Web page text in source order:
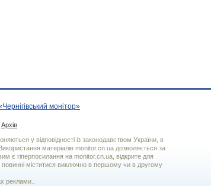
монітор»
Архів
у відповідності із законодавством України, в
матерiалiв monitor.cn.ua дозволяється за
є гiперпосилання на monitor.cn.ua, відкрите для
міститися виключно в першому чи в другому
реклами..